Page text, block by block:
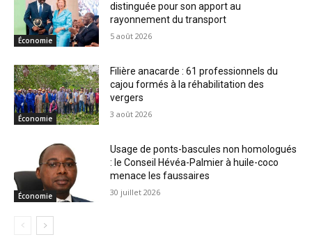
Économie
distinguée pour son apport au
rayonnement du transport
5 août 2026
Économie
Filière anacarde : 61 professionnels du
cajou formés à la réhabilitation des
vergers
3 août 2026
Économie
Usage de ponts-bascules non homologués
: le Conseil Hévéa-Palmier à huile-coco
menace les faussaires
30 juillet 2026